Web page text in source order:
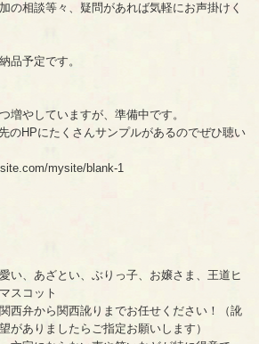
の相談等々、疑問があれば気軽にお声掛けく
品予定です。
増やしていますが、準備中です。
のHPにたくさんサンプルがあるのでぜひ聴い
mysite/blank-1
い、あざとい、ぶりっ子、お嬢さま、王道ヒ
スコット
西弁から関西訛りまでお任せください！（訛
がありましたらご指定お願いします）